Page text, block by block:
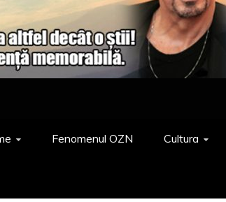
Fenomenul OZN Cultura